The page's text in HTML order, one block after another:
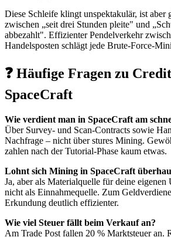
Diese Schleife klingt unspektakulär, ist aber
zwischen „seit drei Stunden pleite" und
abbezahlt". Effizienter Pendelverkehr
Handelsposten schlägt jede Brute-Force-
❓ Häufige Fragen zu
SpaceCraft
Wie verdient man in SpaceCraft am
Über Survey- und Scan-Contracts sowie
Nachfrage – nicht über stures Mining.
zahlen nach der Tutorial-Phase kaum etwas.
Lohnt sich Mining in SpaceCraft
Ja, aber als Materialquelle für deine
nicht als Einnahmequelle. Zum
Erkundung deutlich effizienter.
Wie viel Steuer fällt beim Verkauf an?
Am Trade Post fallen 20 % Marktsteuer an.